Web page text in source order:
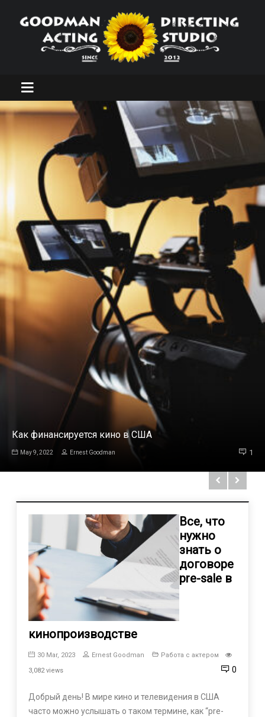
Как финансируется кино в США
May 9, 2022 Ernest Goodman 1
Все, что
нужно
знать о
договоре
pre-sale в
кинопроизводстве
30 Mar, 2023 Ernest Goodman
Работа с актером
3,082 views
0
Добрый день! В мире кино и телевидения в США
часто можно услышать о таком термине, как “pre-